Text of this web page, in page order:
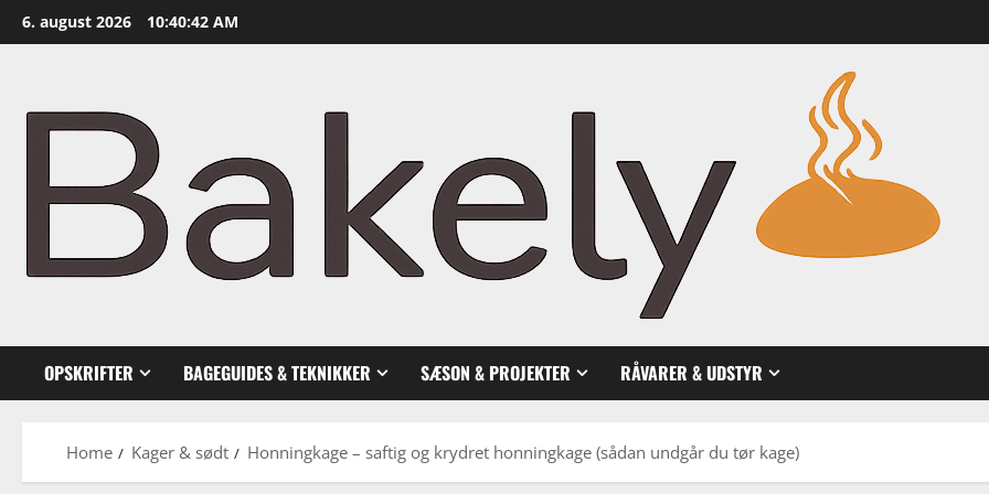
Skip
to
6. august 2026 10:40:43 AM
OPSKRIFTER BAGEGUIDES & TEKNIKKER SÆSON & PROJEKTER RÅVARER & UDSTYR
Home Kager & sødt Honningkage – saftig og krydret honningkage (sådan undgår du tør kage)